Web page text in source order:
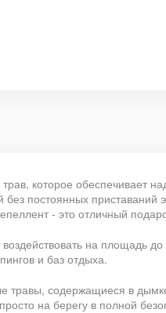
которое обеспечивает
постоянных приставаний
- это отличный
на площадь
и баз отдыха.
травы, содержащиеся в
на берегу в полной